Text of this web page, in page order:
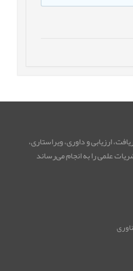
ارزیابی و داوری، ویراستاری،
علمی را به انجام می‌رساند